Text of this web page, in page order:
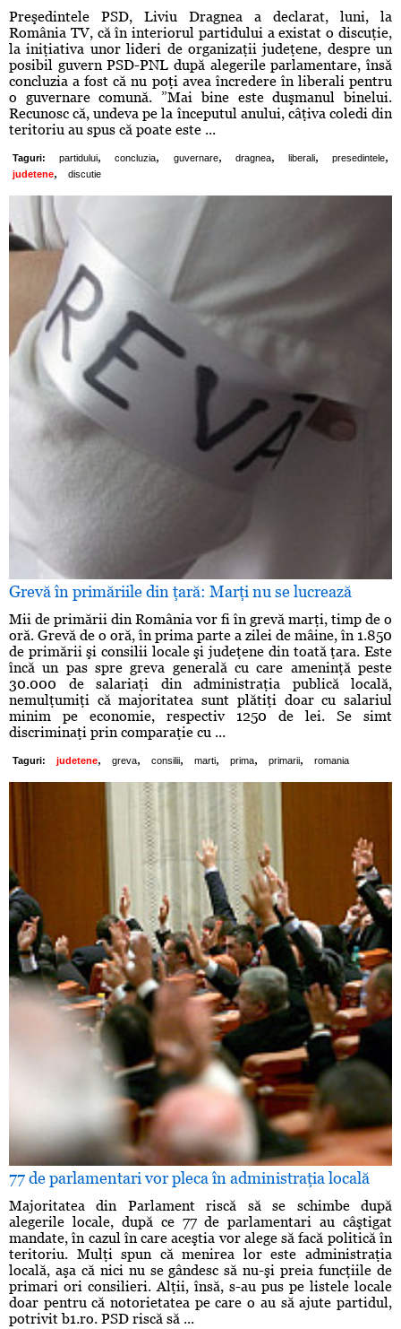
Preşedintele PSD, Liviu Dragnea a declarat, luni, la
România TV, că în interiorul partidului a existat o discuţie,
la iniţiativa unor lideri de organizaţii judeţene, despre un
posibil guvern PSD-PNL după alegerile parlamentare, însă
concluzia a fost că nu poţi avea încredere în liberali pentru
o guvernare comună. ”Mai bine este duşmanul binelui.
Recunosc că, undeva pe la începutul anului, câţiva coledi din
teritoriu au spus că poate este ...
Taguri: partidului, concluzia, guvernare, dragnea, liberali, presedintele,
judetene, discutie
Grevă în primăriile din ţară: Marţi nu se lucrează
Mii de primării din România vor fi în grevă marţi, timp de o
oră. Grevă de o oră, în prima parte a zilei de mâine, în 1.850
de primării şi consilii locale şi judeţene din toată ţara. Este
încă un pas spre greva generală cu care ameninţă peste
30.000 de salariaţi din administraţia publică locală,
nemulţumiţi că majoritatea sunt plătiţi doar cu salariul
minim pe economie, respectiv 1250 de lei. Se simt
discriminaţi prin comparaţie cu ...
Taguri: judetene, greva, consilii, marti, prima, primarii, romania
77 de parlamentari vor pleca în administraţia locală
Majoritatea din Parlament riscă să se schimbe după
alegerile locale, după ce 77 de parlamentari au câştigat
mandate, în cazul în care aceştia vor alege să facă politică în
teritoriu. Mulţi spun că menirea lor este administraţia
locală, aşa că nici nu se gândesc să nu-şi preia funcţiile de
primari ori consilieri. Alţii, însă, s-au pus pe listele locale
doar pentru că notorietatea pe care o au să ajute partidul,
potrivit b1.ro. PSD riscă să ...